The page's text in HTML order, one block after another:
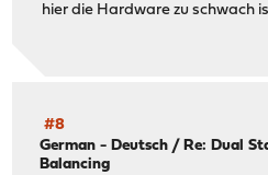
hier die Hardware zu schwach
#8
German - Deutsch /Re: Dual
Balancing